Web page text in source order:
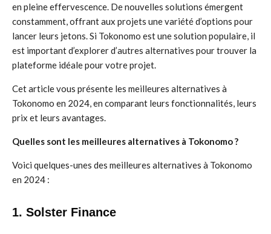
en pleine effervescence. De nouvelles solutions émergent
constamment, offrant aux projets une variété d’options pour
lancer leurs jetons. Si Tokonomo est une solution populaire, il
est important d’explorer d’autres alternatives pour trouver la
plateforme idéale pour votre projet.
Cet article vous présente les meilleures alternatives à
Tokonomo en 2024, en comparant leurs fonctionnalités, leurs
prix et leurs avantages.
Quelles sont les meilleures alternatives à Tokonomo ?
Voici quelques-unes des meilleures alternatives à Tokonomo
en 2024 :
1. Solster Finance